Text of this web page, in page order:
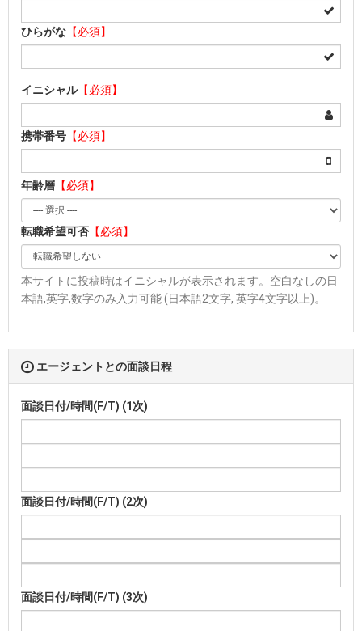
ひらがな 【必須】
イニシャル【必須】
携帯番号 【必須】
年齢層 【必須】
転職希望可否【必須】
本サイトに投稿時はイニシャルが表示されます。空白なしの日
本語,英字,数字のみ入力可能 (日本語2文字, 英字4文字以上)。
エージェントとの面談日程
面談日付/時間(F/T) (1次)
面談日付/時間(F/T) (2次)
面談日付/時間(F/T) (3次)